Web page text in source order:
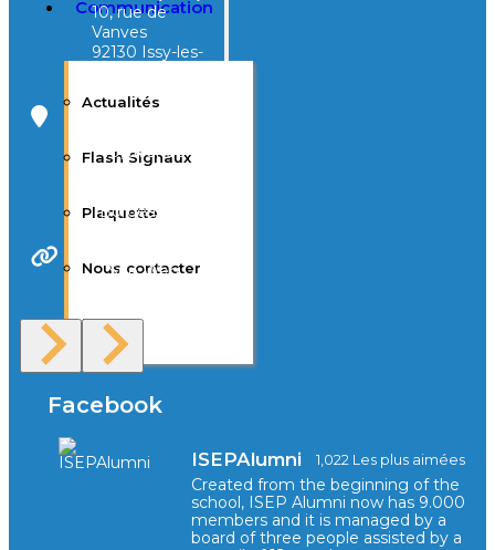
Communication
Actualités
Flash Signaux
Plaquette
Nous contacter
F.A.Q
10, rue de
Vanves
92130 Issy-les-
40, avenue
d’Eysines
Bordeaux
Site Web
Facebook
ISEPAlumni 1,022 Les plus aimées
Created from the beginning of the
school, ISEP Alumni now has 9.000
members and it is managed by a
board of three people assisted by a